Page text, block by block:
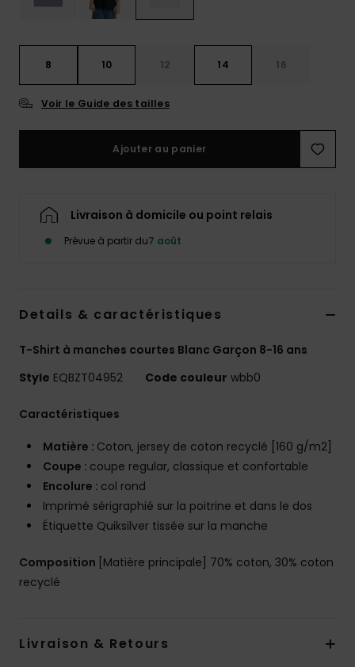
8 10 12 14 16
Voir le Guide des tailles
Ajouter au panier
Livraison à domicile ou point relais
Prévue à partir du7 août
Details & caractéristiques
T-Shirt à manches courtes Blanc Garçon 8-16 ans
Style EQBZT04952 Code couleur wbb0
Caractéristiques
Matière : Coton, jersey de coton recyclé [160 g/m2]
Coupe : coupe regular, classique et confortable
Encolure : col rond
Imprimé sérigraphié sur la poitrine et dans le dos
Étiquette Quiksilver tissée sur la manche
Composition [Matière principale] 70% coton, 30% coton
recyclé
Livraison & Retours